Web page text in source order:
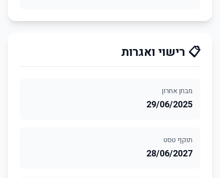
📋 רישוי ואגרות
מבחן אחרון
29/06/2025
תוקף טסט
28/06/2027